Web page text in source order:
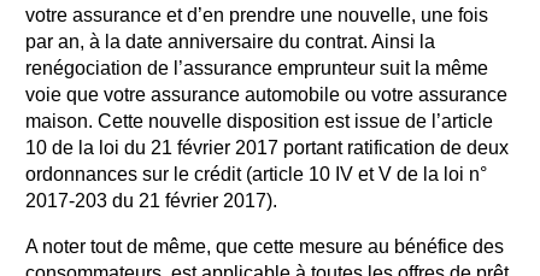
votre assurance et d’en prendre une nouvelle, une fois
par an, à la date anniversaire du contrat. Ainsi la
renégociation de l’assurance emprunteur suit la même
voie que votre assurance automobile ou votre assurance
maison. Cette nouvelle disposition est issue de l’article
10 de la loi du 21 février 2017 portant ratification de deux
ordonnances sur le crédit (article 10 IV et V de la loi n°
2017-203 du 21 février 2017).
A noter tout de même, que cette mesure au bénéfice des